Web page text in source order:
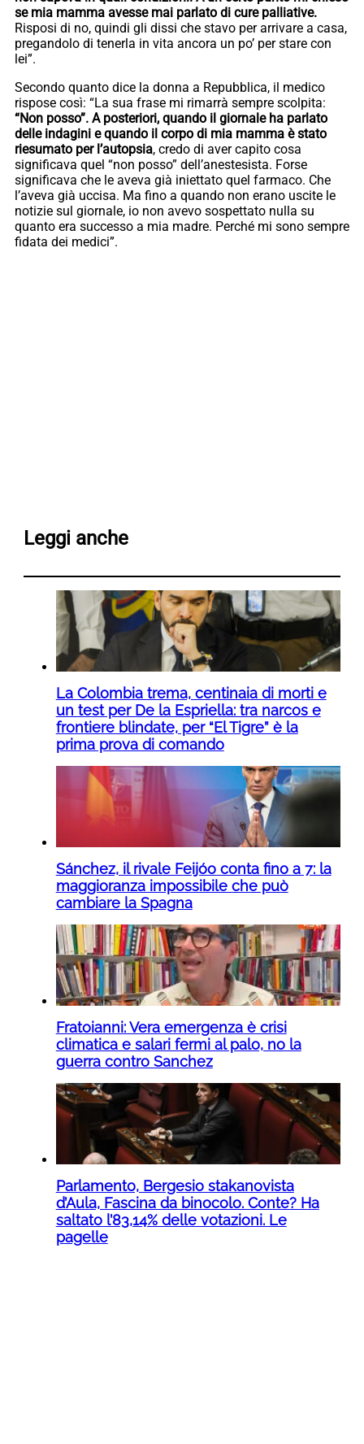
se mia mamma avesse mai parlato di cure palliative.
Risposi di no, quindi gli dissi che stavo per arrivare a casa,
pregandolo di tenerla in vita ancora un po’ per stare con
lei”.
Secondo quanto dice la donna a Repubblica, il medico
rispose così: “La sua frase mi rimarrà sempre scolpita:
“Non posso”. A posteriori, quando il giornale ha parlato
delle indagini e quando il corpo di mia mamma è stato
riesumato per l’autopsia, credo di aver capito cosa
significava quel “non posso” dell’anestesista. Forse
significava che le aveva già iniettato quel farmaco. Che
l’aveva già uccisa. Ma fino a quando non erano uscite le
notizie sul giornale, io non avevo sospettato nulla su
quanto era successo a mia madre. Perché mi sono sempre
fidata dei medici”.
Leggi anche
La Colombia trema, centinaia di morti e
un test per De la Espriella: tra narcos e
frontiere blindate, per “El Tigre” è la
prima prova di comando
Sánchez, il rivale Feijóo conta fino a 7: la
maggioranza impossibile che può
cambiare la Spagna
Fratoianni: Vera emergenza è crisi
climatica e salari fermi al palo, no la
guerra contro Sanchez
Parlamento, Bergesio stakanovista
d’Aula, Fascina da binocolo. Conte? Ha
saltato l’83,14% delle votazioni. Le
pagelle